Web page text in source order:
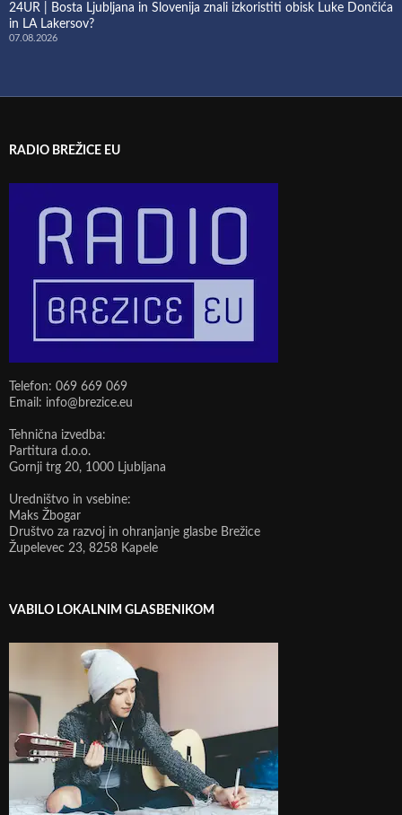
24UR | Bosta Ljubljana in Slovenija znali izkoristiti obisk Luke Dončića
in LA Lakersov?
07.08.2026
RADIO BREŽICE EU
Telefon: 069 669 069
Email: info@brezice.eu
Tehnična izvedba:
Partitura d.o.o.
Gornji trg 20, 1000 Ljubljana
Uredništvo in vsebine:
Maks Žbogar
Društvo za razvoj in ohranjanje glasbe Brežice
Župelevec 23, 8258 Kapele
VABILO LOKALNIM GLASBENIKOM